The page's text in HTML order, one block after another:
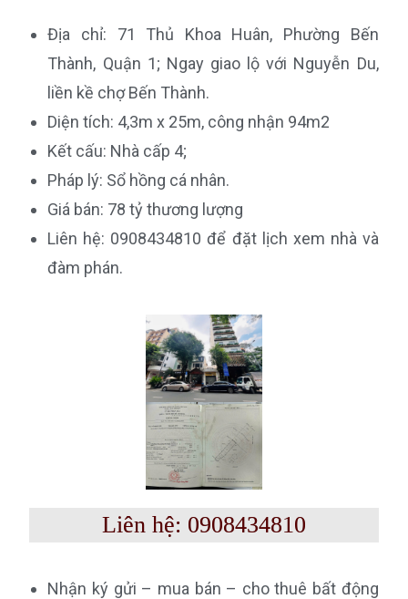
Địa chỉ: 71 Thủ Khoa Huân, Phường Bến
Thành, Quận 1; Ngay giao lộ với Nguyễn Du,
liền kề chợ Bến Thành.
Diện tích: 4,3m x 25m, công nhận 94m2
Kết cấu: Nhà cấp 4;
Pháp lý: Sổ hồng cá nhân.
Giá bán: 78 tỷ thương lượng
Liên hệ: 0908434810 để đặt lịch xem nhà và
đàm phán.
Liên hệ: 0908434810
Nhận ký gửi – mua bán – cho thuê bất động